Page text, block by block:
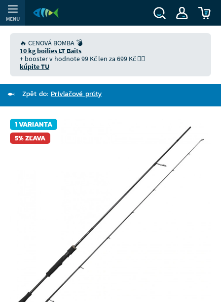
MENU
🔥 CENOVÁ BOMBA 💣
10 kg boilies LT Baits
+ booster v hodnote 99 Kč len za 699 Kč 👉🏻
kúpite TU
Zpět do: Prívlačové prúty
1 VARIANTA
5% ZĽAVA